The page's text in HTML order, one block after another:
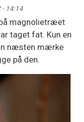
14:14
magnolietræet
taget fat. Kun en
næsten mærke
på den.